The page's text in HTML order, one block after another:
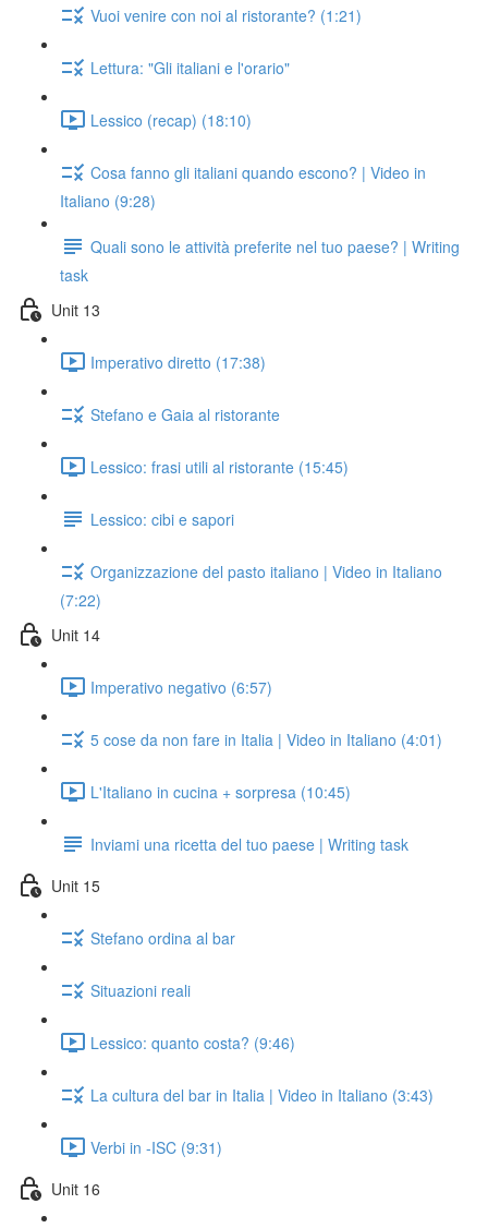
Vuoi venire con noi al ristorante? (1:21)
Lettura: "Gli italiani e l'orario"
Lessico (recap) (18:10)
Cosa fanno gli italiani quando escono? | Video in
Italiano (9:28)
Quali sono le attività preferite nel tuo paese? | Writing
task
Unit 13
Imperativo diretto (17:38)
Stefano e Gaia al ristorante
Lessico: frasi utili al ristorante (15:45)
Lessico: cibi e sapori
Organizzazione del pasto italiano | Video in Italiano
(7:22)
Unit 14
Imperativo negativo (6:57)
5 cose da non fare in Italia | Video in Italiano (4:01)
L'Italiano in cucina + sorpresa (10:45)
Inviami una ricetta del tuo paese | Writing task
Unit 15
Stefano ordina al bar
Situazioni reali
Lessico: quanto costa? (9:46)
La cultura del bar in Italia | Video in Italiano (3:43)
Verbi in -ISC (9:31)
Unit 16